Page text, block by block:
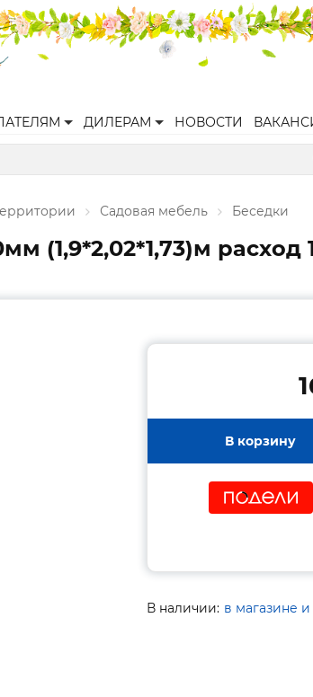
ДИЛЕРАМ НОВОСТИ
Садовая мебель Беседки
(1,9*2,02*1,73)м расход
В корзину
В наличии: в магазине